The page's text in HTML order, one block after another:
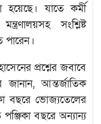
যাতে কর্মী
সংশ্লিষ্ট
পারেন।
প্রশ্নের জবাবে
জানান, আন্তর্জাতিক
বছরে ভোজ্যতেলের
বছরে অন্যান্য